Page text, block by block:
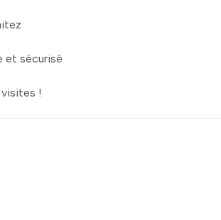
et sécurisé
!